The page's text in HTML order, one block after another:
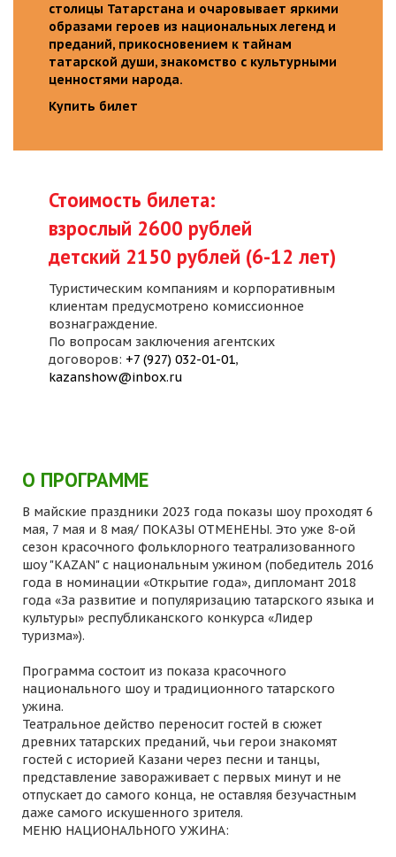
столицы Татарстана и очаровывает яркими
образами героев из национальных легенд и
преданий, прикосновением к тайнам
татарской души, знакомство с культурными
ценностями народа.
Купить билет
Стоимость билета:
взрослый 2600 рублей
детский 2150 рублей (6-12 лет)
Туристическим компаниям и корпоративным
клиентам предусмотрено комиссионное
вознаграждение.
По вопросам заключения агентских
договоров: +7 (927) 032-01-01,
kazanshow@inbox.ru
О ПРОГРАММЕ
В майские праздники 2023 года показы шоу проходят 6
мая, 7 мая и 8 мая/ ПОКАЗЫ ОТМЕНЕНЫ. Это уже 8-ой
сезон красочного фольклорного театрализованного
шоу "KAZAN" с национальным ужином (победитель 2016
года в номинации «Открытие года», дипломант 2018
года «За развитие и популяризацию татарского языка и
культуры» республиканского конкурса «Лидер
туризма»).
Программа состоит из показа красочного
национального шоу и традиционного татарского
ужина.
Театральное действо переносит гостей в сюжет
древних татарских преданий, чьи герои знакомят
гостей с историей Казани через песни и танцы,
представление завораживает с первых минут и не
отпускает до самого конца, не оставляя безучастным
даже самого искушенного зрителя.
МЕНЮ НАЦИОНАЛЬНОГО УЖИНА: